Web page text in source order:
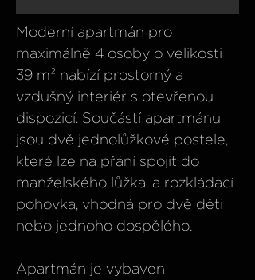
Moderní apartmán pro
maximálně 4 osoby o velikosti
39 m² nabízí prostorný a
vzdušný interiér s otevřenou
dispozicí. Součástí apartmánu
jsou dvě jednolůžkové postele,
které lze na přání spojit do
manželského lůžka, a rozkládací
pohovka, vhodná pro dvě děti
nebo jednoho dospělého.
Apartmán je vybaven